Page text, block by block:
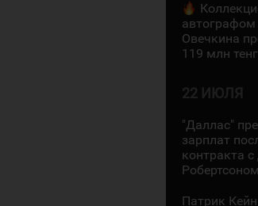
Овечкина
119 млн
22 ИЮЛЯ
"Даллас"
зарплат
контракта
Робертсоном
Патрик